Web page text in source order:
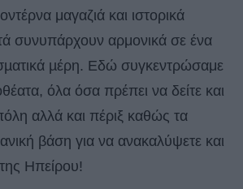
μαγαζιά και ιστορικά
συνυπάρχουν αρμονικά σε ένα
µέρη. Εδώ συγκεντρώσαμε
όλα όσα πρέπει να δείτε και
αλλά και πέριξ καθώς τα
βάση για να ανακαλύψετε και
Ηπείρου!